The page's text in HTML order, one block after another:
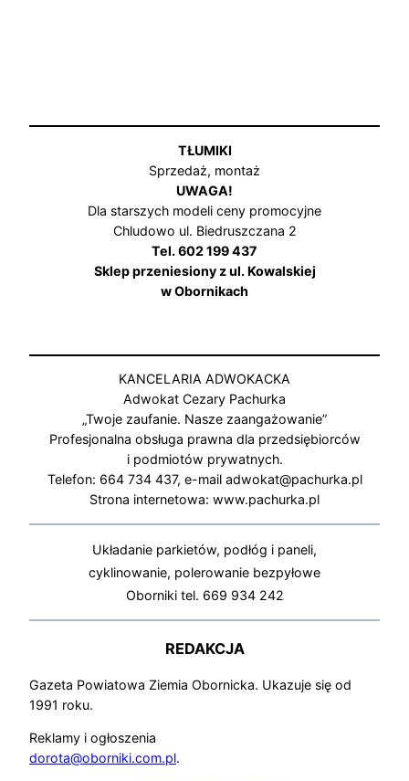
TŁUMIKI
Sprzedaż, montaż
UWAGA!
Dla starszych modeli ceny promocyjne
Chludowo ul. Biedruszczana 2
Tel. 602 199 437
Sklep przeniesiony z ul. Kowalskiej
w Obornikach
KANCELARIA ADWOKACKA
Adwokat Cezary Pachurka
„Twoje zaufanie. Nasze zaangażowanie”
Profesjonalna obsługa prawna dla przedsiębiorców
i podmiotów prywatnych.
Telefon: 664 734 437, e-mail adwokat@pachurka.pl
Strona internetowa: www.pachurka.pl
Układanie parkietów, podłóg i paneli,
cyklinowanie, polerowanie bezpyłowe
Oborniki tel. 669 934 242
REDAKCJA
Gazeta Powiatowa Ziemia Obornicka. Ukazuje się od
1991 roku.
Reklamy i ogłoszenia
dorota@oborniki.com.pl.